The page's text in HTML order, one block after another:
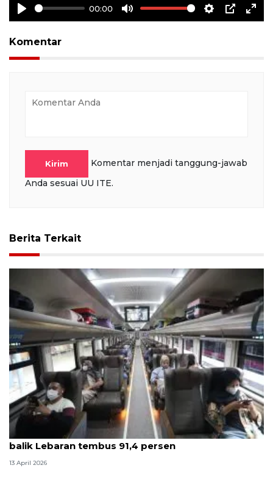
Play
00:00
Mute Settings
PIP
Komentar
Kirim
Komentar menjadi tanggung-jawab
Anda sesuai UU ITE.
Berita Terkait
Survei ANTARA: Kepuasan pelanggan KAI saat arus
balik Lebaran tembus 91,4 persen
13 April 2026